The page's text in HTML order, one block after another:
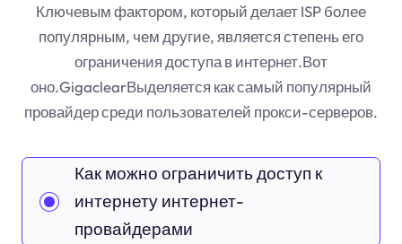
Ключевым фактором, который делает ISP более
популярным, чем другие, является степень его
ограничения доступа в интернет.Вот
оно.GigaclearВыделяется как самый популярный
провайдер среди пользователей прокси-серверов.
Как можно ограничить доступ к
интернету интернет-
провайдерами